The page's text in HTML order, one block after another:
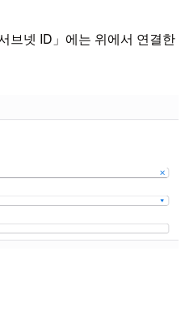
브넷 ID」에는 위에서 연결한